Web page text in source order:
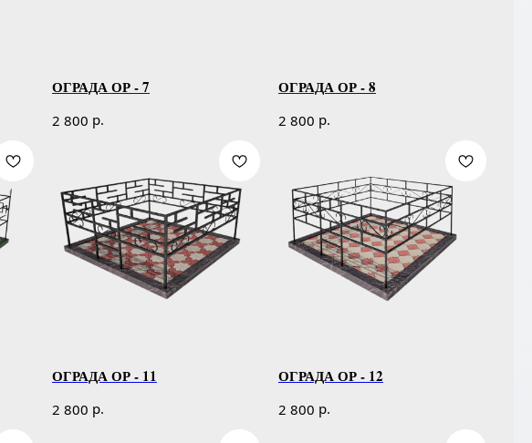
ОГРАДА ОР - 7
2 800 р.
ОГРАДА ОР - 8
2 800 р.
ОГРАДА ОР - 11
2 800 р.
ОГРАДА ОР - 12
2 800 р.